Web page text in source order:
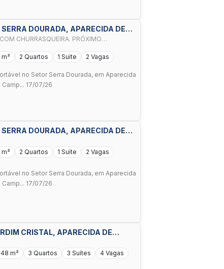
DOURADA, APARECIDA DE
CHURRASQUEIRA. PRÓXIMO
m² 2 Quartos 1 Suíte 2 Vagas
no Setor Serra Dourada, em Aparecida
17/07/26
DOURADA, APARECIDA DE
m² 2 Quartos 1 Suíte 2 Vagas
no Setor Serra Dourada, em Aparecida
17/07/26
CRISTAL, APARECIDA DE
m² 3 Quartos 3 Suítes 4 Vagas